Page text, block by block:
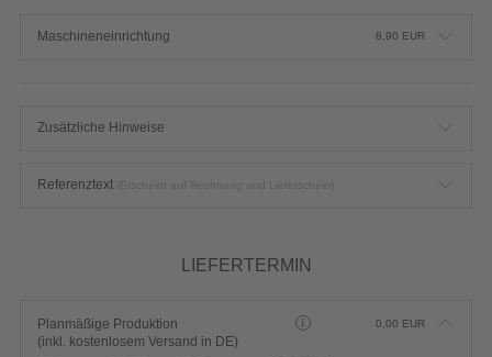
Maschineneinrichtung 8,90 EUR
Zusätzliche Hinweise
Referenztext
LIEFERTERMIN
Planmäßige Produktion
(inkl. kostenlosem Versand in DE)
0,00 EUR